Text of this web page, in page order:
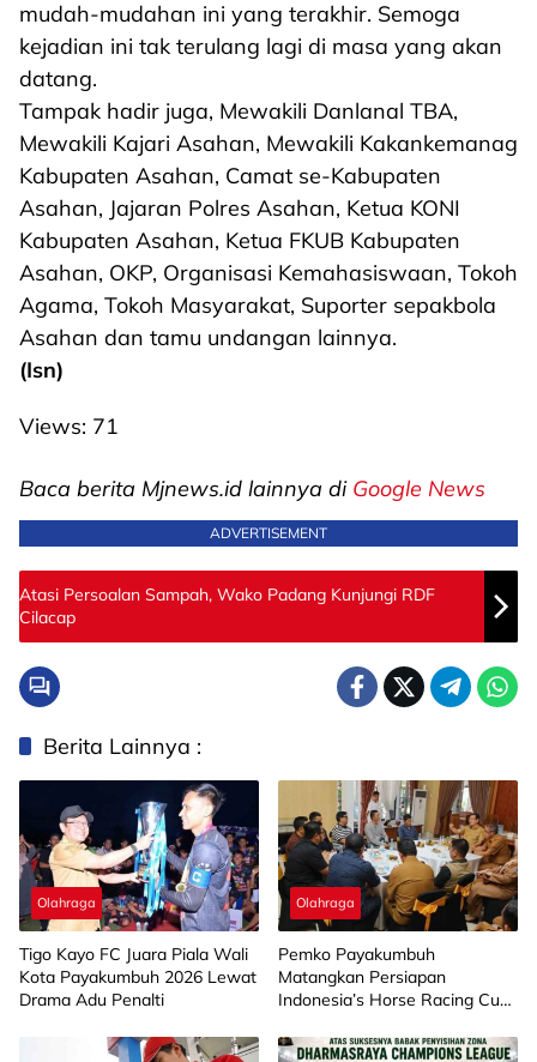
mudah-mudahan ini yang terakhir. Semoga
kejadian ini tak terulang lagi di masa yang akan
datang.
Tampak hadir juga, Mewakili Danlanal TBA,
Mewakili Kajari Asahan, Mewakili Kakankemanag
Kabupaten Asahan, Camat se-Kabupaten
Asahan, Jajaran Polres Asahan, Ketua KONI
Kabupaten Asahan, Ketua FKUB Kabupaten
Asahan, OKP, Organisasi Kemahasiswaan, Tokoh
Agama, Tokoh Masyarakat, Suporter sepakbola
Asahan dan tamu undangan lainnya.
(Isn)
Views: 71
Baca berita Mjnews.id lainnya di Google News
ADVERTISEMENT
Atasi Persoalan Sampah, Wako Padang Kunjungi RDF
Cilacap
Berita Lainnya :
Olahraga
Tigo Kayo FC Juara Piala Wali
Kota Payakumbuh 2026 Lewat
Drama Adu Penalti
Olahraga
Pemko Payakumbuh
Matangkan Persiapan
Indonesia’s Horse Racing Cup